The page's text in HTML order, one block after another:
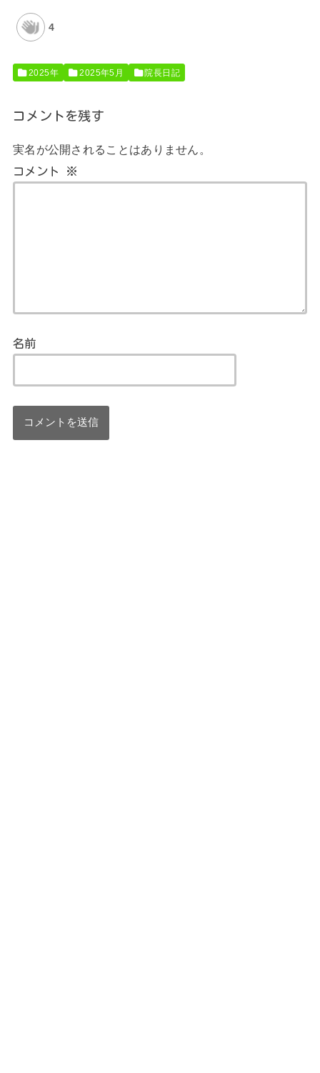
4
2025年 2025年5月 院長日記
コメントを残す
実名が公開されることはありません。
コメント ※
名前